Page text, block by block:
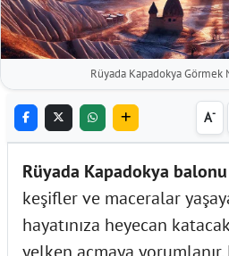
Rüyada Kapadokya Görmek
A-
Rüyada Kapadokya
keşifler ve maceralar
hayatınıza heyecan
yelken açmaya yorumlanır.